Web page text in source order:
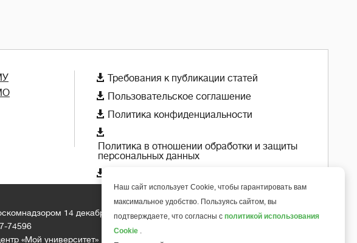
 Требования к публикации статей
 Пользовательское соглашение
 Политика конфиденциальности

Политика в отношении обработки и защиты
персональных данных

14 декабря 2018 года
74596
«Мой университет»
6+
Наш сайт использует Cookie, чтобы гарантировать вам
максимальное удобство. Пользуясь сайтом, вы
подтверждаете, что согласны с политикой использования
Cookie .